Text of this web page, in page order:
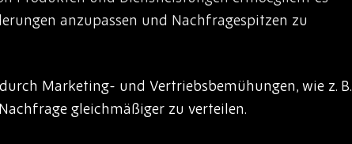
anzupassen und Nachfragespitzen zu
Marketing- und Vertriebsbemühungen, wie z. B.
gleichmäßiger zu verteilen.